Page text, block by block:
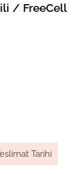
/ FreeCell
Tarihi